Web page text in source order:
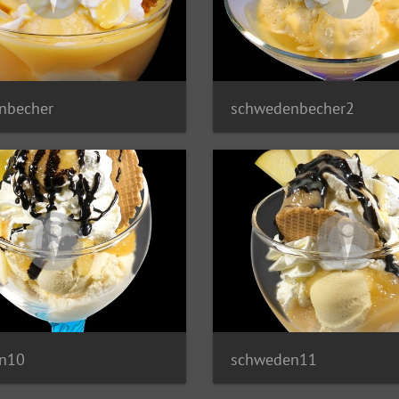
schwedenbecher2
schweden11